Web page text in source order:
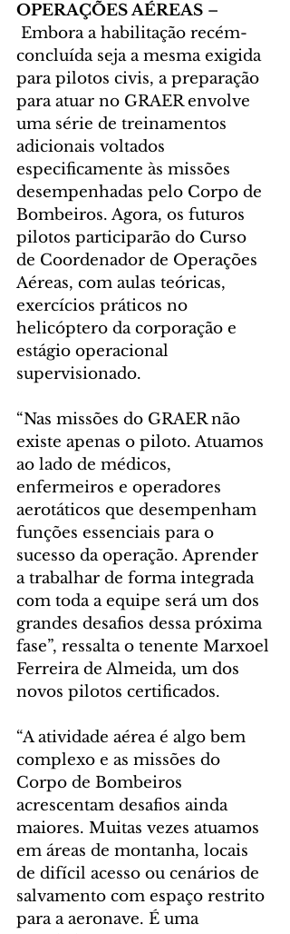
OPERAÇÕES AÉREAS –
Embora a habilitação recém-
concluída seja a mesma exigida
para pilotos civis, a preparação
para atuar no GRAER envolve
uma série de treinamentos
adicionais voltados
especificamente às missões
desempenhadas pelo Corpo de
Bombeiros. Agora, os futuros
pilotos participarão do Curso
de Coordenador de Operações
Aéreas, com aulas teóricas,
exercícios práticos no
helicóptero da corporação e
estágio operacional
supervisionado.
“Nas missões do GRAER não
existe apenas o piloto. Atuamos
ao lado de médicos,
enfermeiros e operadores
aerotáticos que desempenham
funções essenciais para o
sucesso da operação. Aprender
a trabalhar de forma integrada
com toda a equipe será um dos
grandes desafios dessa próxima
fase”, ressalta o tenente Marxoel
Ferreira de Almeida, um dos
novos pilotos certificados.
“A atividade aérea é algo bem
complexo e as missões do
Corpo de Bombeiros
acrescentam desafios ainda
maiores. Muitas vezes atuamos
em áreas de montanha, locais
de difícil acesso ou cenários de
salvamento com espaço restrito
para a aeronave. É uma